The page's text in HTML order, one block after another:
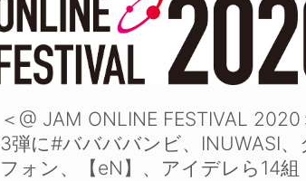
＜@ JAM ONLINE FESTIVAL 2020
3弾に#ババババンビ、INUWASI、
フォン、【eN】、アイデレら14組